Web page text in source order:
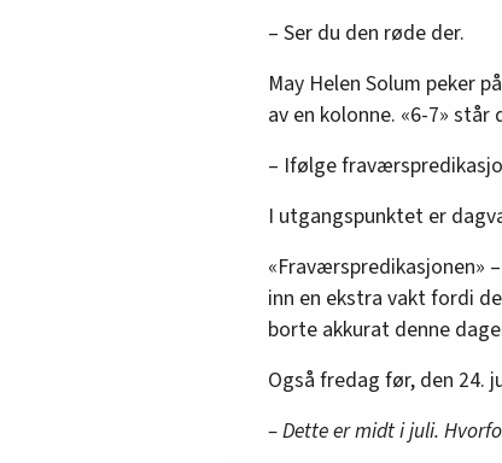
– Ser du den røde der.
May Helen Solum peker
av en kolonne. «6-7» står
– Ifølge
I utgangspunktet er
«Fraværspredikasjonen»
inn en ekstra vakt fordi
borte akkurat denne
Også fredag før, den 24.
– Dette er midt i juli.